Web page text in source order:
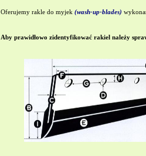
Oferujemy rakle do myjek (wash-up-blades)
Aby prawidłowo zidentyfikować rakiel należy